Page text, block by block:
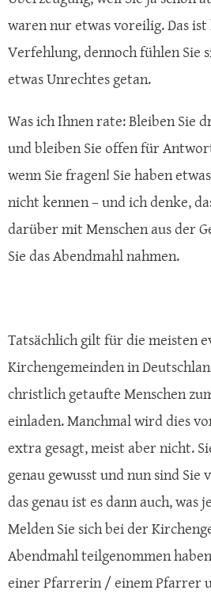
waren nur etwas voreilig. Das
Verfehlung, dennoch fühlen Sie
etwas Unrechtes getan.
Was ich Ihnen rate: Bleiben Sie
und bleiben Sie offen für
wenn Sie fragen! Sie haben
nicht kennen – und ich denke,
darüber mit Menschen aus der
Sie das Abendmahl nahmen.
Tatsächlich gilt für die meisten
Kirchengemeinden in
christlich getaufte Menschen
einladen. Manchmal wird dies
extra gesagt, meist aber nicht.
genau gewusst und nun sind Sie
das genau ist es dann auch, was
Melden Sie sich bei der
Abendmahl teilgenommen
einer Pfarrerin / einem Pfarrer